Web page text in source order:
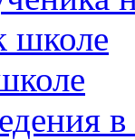
школе